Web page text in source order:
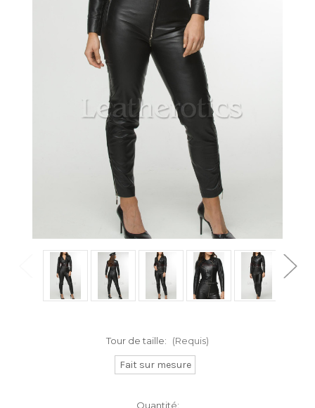
Tour de taille: (Requis)
Fait sur mesure
Quantité: